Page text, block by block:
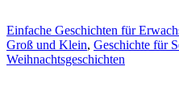
Einfache Geschichten für
Groß und Klein, Geschichte für
Weihnachtsgeschichten